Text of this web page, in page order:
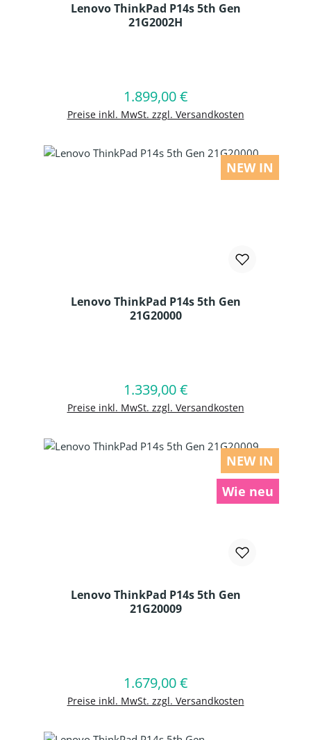
Lenovo ThinkPad P14s 5th Gen
21G2002H
Regulärer Preis:
1.899,00 €
Preise inkl. MwSt. zzgl. Versandkosten
In den Warenkorb
NEW IN
Lenovo ThinkPad P14s 5th Gen
21G20000
Regulärer Preis:
1.339,00 €
Preise inkl. MwSt. zzgl. Versandkosten
In den Warenkorb
NEW IN
Wie neu
Lenovo ThinkPad P14s 5th Gen
21G20009
Regulärer Preis:
1.679,00 €
Preise inkl. MwSt. zzgl. Versandkosten
In den Warenkorb